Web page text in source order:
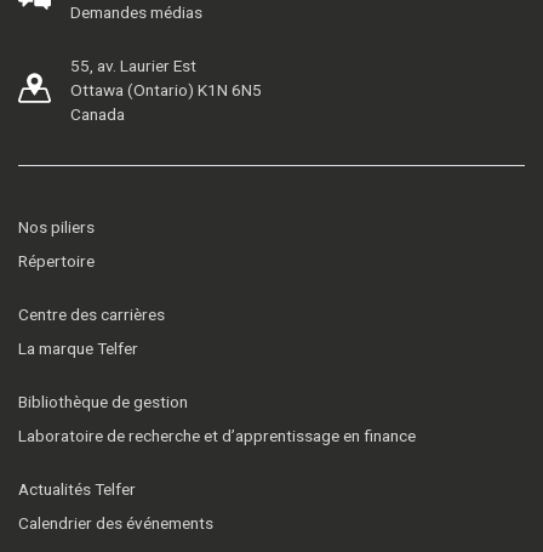
Demandes médias
55, av. Laurier Est
Ottawa (Ontario) K1N 6N5
Canada
Nos piliers
Répertoire
Centre des carrières
La marque Telfer
Bibliothèque de gestion
Laboratoire de recherche et d’apprentissage en finance
Actualités Telfer
Calendrier des événements